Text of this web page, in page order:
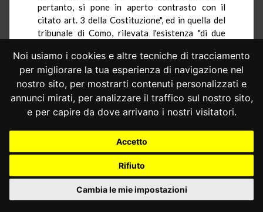
Noi usiamo i cookies e altre tecniche di tracciamento
per migliorare la tua esperienza di navigazione nel
nostro sito, per mostrarti contenuti personalizzati e
annunci mirati, per analizzare il traffico sul nostro sito,
e per capire da dove arrivano i nostri visitatori.
Accetto
Rifiuto
Cambia le mie impostazioni
pertanto, si pone in aperto contrasto con il
citato art. 3 della Costituzione", ed in quella del
tribunale di Como, rilevata l'esistenza "di due
dall'ordinamento giuridico", si dice essere
estraneo alla competenza del giudice ordinario
l'accertamento di quale delle due situazioni sia
lesiva di un precetto costituzionale, dovendo il
giudice ordinario limitarsi a rilevare la disparità
considerazioni non possono indurre questa
Corte a ritenere che quanto meno da parte dei
giudici ora indicati, la questione sia stata
sollevata in termini più ampi o differenti da
quelli già precisati ovvero che si sia inteso
conclusivamente denunciare, in quanto lesiva del